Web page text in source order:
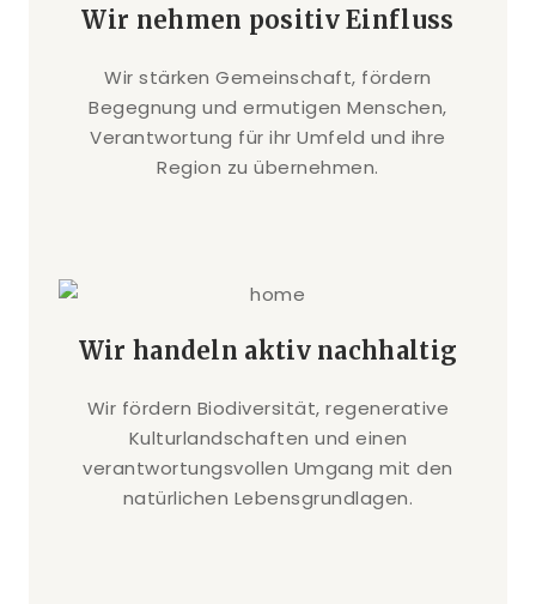
Wir nehmen positiv Einfluss
Wir stärken Gemeinschaft, fördern
Begegnung und ermutigen Menschen,
Verantwortung für ihr Umfeld und ihre
Region zu übernehmen.
Wir handeln aktiv nachhaltig
Wir fördern Biodiversität, regenerative
Kulturlandschaften und einen
verantwortungsvollen Umgang mit den
natürlichen Lebensgrundlagen.